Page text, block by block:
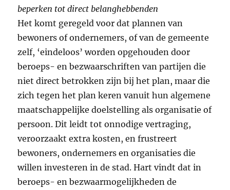
beperken tot direct belanghebbenden
Het komt geregeld voor dat plannen van
bewoners of ondernemers, of van de gemeente
zelf, ‘eindeloos’ worden opgehouden door
beroeps- en bezwaarschriften van partijen die
niet direct betrokken zijn bij het plan, maar die
zich tegen het plan keren vanuit hun algemene
maatschappelijke doelstelling als organisatie of
persoon. Dit leidt tot onnodige vertraging,
veroorzaakt extra kosten, en frustreert
bewoners, ondernemers en organisaties die
willen investeren in de stad. Hart vindt dat in
beroeps- en bezwaarmogelijkheden de